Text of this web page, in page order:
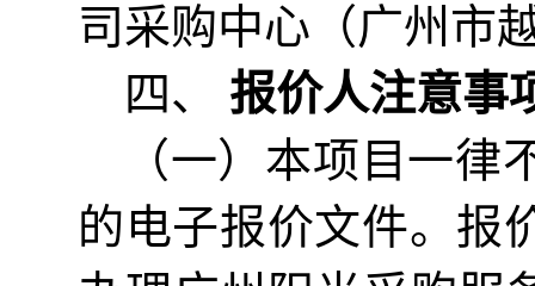
司采购中心（广州市
四、 报价人注意事
（一） 本项目一律
的电子报价文件。 报